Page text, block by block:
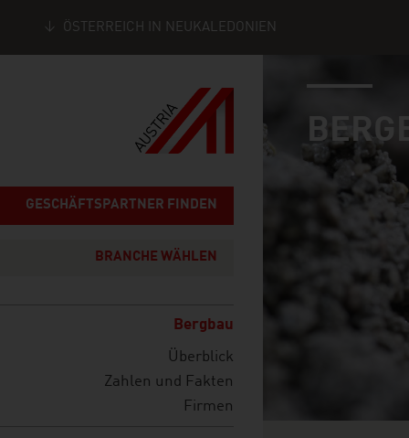
ÖSTERREICH IN NEUKALEDONIEN
GESCHÄFTSPARTNER FINDEN
BRANCHE WÄHLEN
Bergbau
Überblick
Zahlen und Fakten
Firmen